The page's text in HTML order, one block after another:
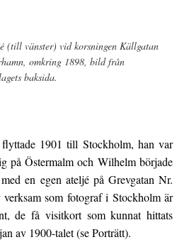
(till vänster) vid korsningen Källgatan
omkring 1898, bild från
baksida.
1901 till Stockholm, han var
på Östermalm och Wilhelm började
en egen ateljé på Grevgatan Nr.
som fotograf i Stockholm är
de få visitkort som kunnat hittats
av 1900-talet (se Porträtt).